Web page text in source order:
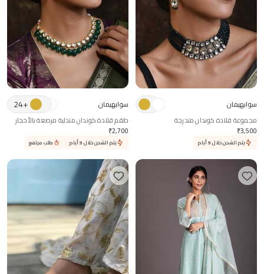
سوابهيمان
مجموعة قلادة كوندان متدرجة
₹3,500
يتم الشحن خلال 9 أيام
سوابهيمان +
24
طقم قلادة كوندان متدلية مرصعة بالأحجار
₹2,700
يتم الشحن خلال 9 أيام طلب مرتفع